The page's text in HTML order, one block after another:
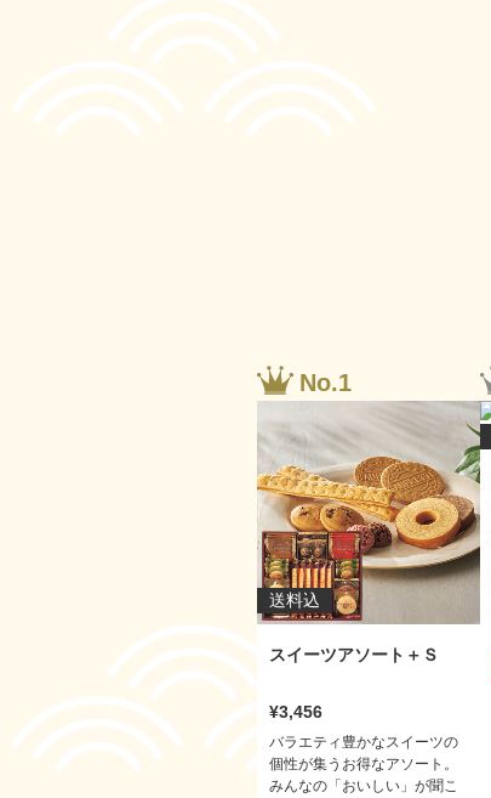
送料込
スイーツアソート＋Ｓ
3,456
バラエティ豊かなスイーツの
個性が集うお得なアソート。
みんなの「おいしい」が聞こ